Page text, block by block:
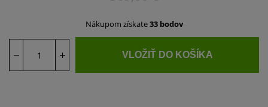
Nákupom získate33 bodov
VLOŽIŤ DO KOŠÍKA